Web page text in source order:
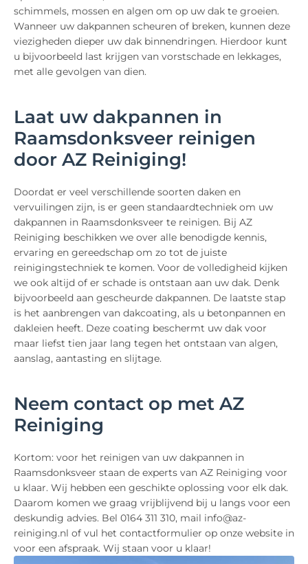
schimmels, mossen en algen om op uw dak te groeien.
Wanneer uw dakpannen scheuren of breken, kunnen deze
viezigheden dieper uw dak binnendringen. Hierdoor kunt
u bijvoorbeeld last krijgen van vorstschade en lekkages,
met alle gevolgen van dien.
Laat uw dakpannen in
Raamsdonksveer reinigen
door AZ Reiniging!
Doordat er veel verschillende soorten daken en
vervuilingen zijn, is er geen standaardtechniek om uw
dakpannen in Raamsdonksveer te reinigen. Bij AZ
Reiniging beschikken we over alle benodigde kennis,
ervaring en gereedschap om zo tot de juiste
reinigingstechniek te komen. Voor de volledigheid kijken
we ook altijd of er schade is ontstaan aan uw dak. Denk
bijvoorbeeld aan gescheurde dakpannen. De laatste stap
is het aanbrengen van dakcoating, als u betonpannen en
dakleien heeft. Deze coating beschermt uw dak voor
maar liefst tien jaar lang tegen het ontstaan van algen,
aanslag, aantasting en slijtage.
Neem contact op met AZ
Reiniging
Kortom: voor het reinigen van uw dakpannen in
Raamsdonksveer staan de experts van AZ Reiniging voor
u klaar. Wij hebben een geschikte oplossing voor elk dak.
Daarom komen we graag vrijblijvend bij u langs voor een
deskundig advies. Bel 0164 311 310, mail info@az-
reiniging.nl of vul het contactformulier op onze website in
voor een afspraak. Wij staan voor u klaar!